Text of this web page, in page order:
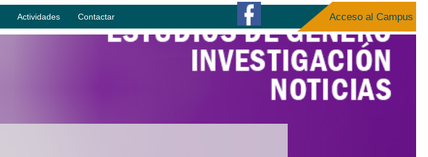
Actividades Contactar Acceso al Campus